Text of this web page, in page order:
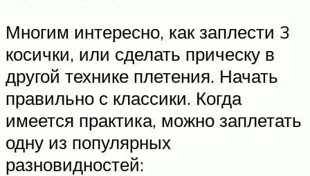
Многим интересно, как заплести 3
косички, или сделать прическу в
другой технике плетения. Начать
правильно с классики. Когда
имеется практика, можно заплетать
одну из популярных
разновидностей: